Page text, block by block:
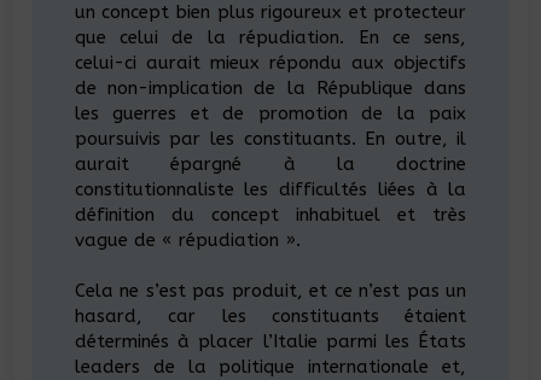
un concept bien plus rigoureux et protecteur
que celui de la répudiation. En ce sens,
celui-ci aurait mieux répondu aux objectifs
de non-implication de la République dans
les guerres et de promotion de la paix
poursuivis par les constituants. En outre, il
aurait épargné à la doctrine
constitutionnaliste les difficultés liées à la
définition du concept inhabituel et très
vague de « répudiation ».
Cela ne s’est pas produit, et ce n’est pas un
hasard, car les constituants étaient
déterminés à placer l’Italie parmi les États
leaders de la politique internationale et,